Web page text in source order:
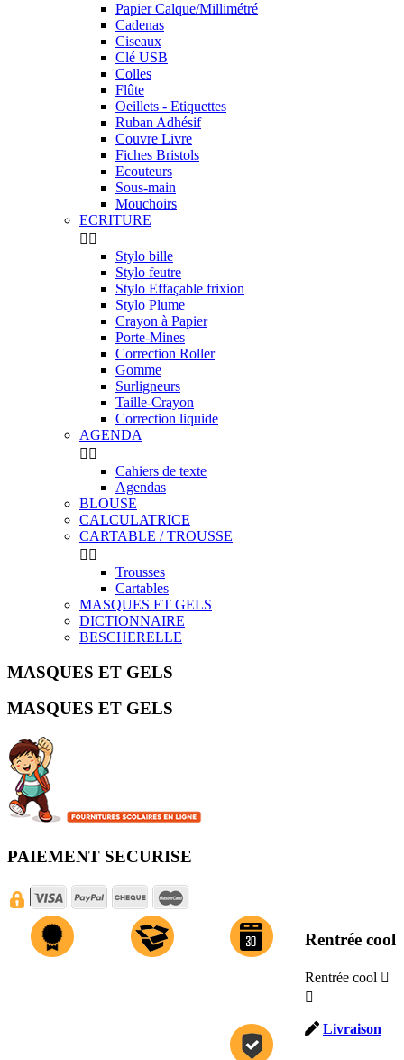
Papier Calque/Millimétré
Cadenas
Ciseaux
Clé USB
Colles
Flûte
Oeillets - Etiquettes
Ruban Adhésif
Couvre Livre
Fiches Bristols
Ecouteurs
Sous-main
Mouchoirs
ECRITURE
 
Stylo bille
Stylo feutre
Stylo Effaçable frixion
Stylo Plume
Crayon à Papier
Porte-Mines
Correction Roller
Gomme
Surligneurs
Taille-Crayon
Correction liquide
AGENDA
 
Cahiers de texte
Agendas
BLOUSE
CALCULATRICE
CARTABLE / TROUSSE
 
Trousses
Cartables
MASQUES ET GELS
DICTIONNAIRE
BESCHERELLE
MASQUES ET GELS
MASQUES ET GELS
PAIEMENT SECURISE
Rentrée cool
Rentrée cool 

Livraison